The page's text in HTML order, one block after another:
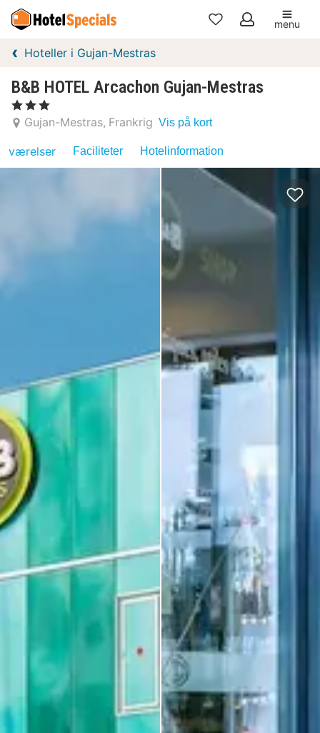
Mine
menu
Hoteller i Gujan-Mestras
B&B HOTEL Arcachon Gujan-Mestras
, 3 Stjerner
Gujan-Mestras Frankrig Vis på kort
værelser Faciliteter Hotelinformation